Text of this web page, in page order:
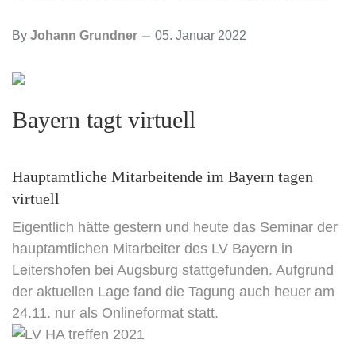
By Johann Grundner 05. Januar 2022
Bayern tagt virtuell
Hauptamtliche Mitarbeitende im Bayern tagen
virtuell
Eigentlich hätte gestern und heute das Seminar der
hauptamtlichen Mitarbeiter des LV Bayern in
Leitershofen bei Augsburg stattgefunden. Aufgrund
der aktuellen Lage fand die Tagung auch heuer am
24.11. nur als Onlineformat statt.